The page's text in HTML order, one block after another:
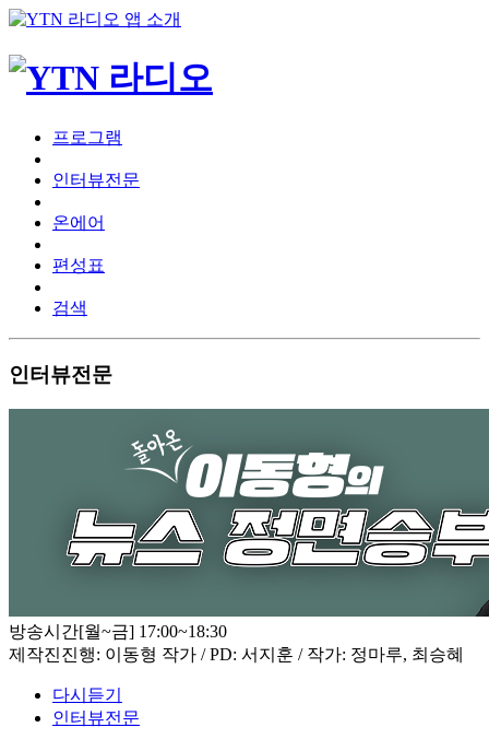
프로그램
인터뷰전문
온에어
편성표
검색
인터뷰전문
방송시간[월~금] 17:00~18:30
제작진진행: 이동형 작가 / PD: 서지훈 / 작가: 정마루, 최승혜
다시듣기
인터뷰전문